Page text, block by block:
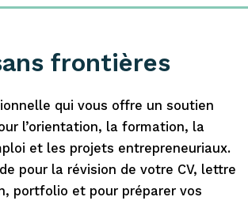
frontières
qui vous offre un soutien
l’orientation, la formation, la
et les projets entrepreneuriaux.
pour la révision de votre CV, lettre
portfolio et pour préparer vos